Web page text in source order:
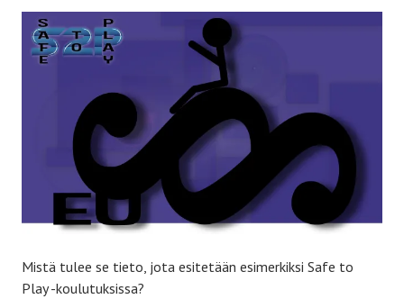
Mistä tulee se tieto, jota esitetään esimerkiksi Safe to
Play -koulutuksissa?